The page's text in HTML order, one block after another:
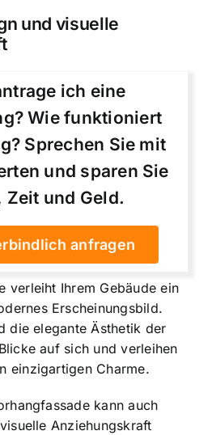
und visuelle
ich eine
Wie funktioniert
Sprechen Sie mit
und sparen Sie
Zeit und Geld.
anfragen
verleiht Ihrem Gebäude ein
Erscheinungsbild.
die elegante Ästhetik der
auf sich und verleihen
einzigartigen Charme.
kann auch
Anziehungskraft